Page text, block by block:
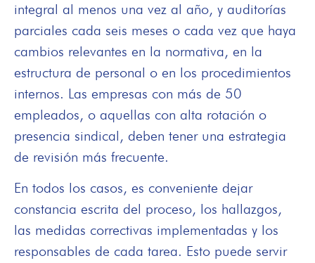
integral al menos una vez al año, y auditorías
parciales cada seis meses o cada vez que haya
cambios relevantes en la normativa, en la
estructura de personal o en los procedimientos
internos. Las empresas con más de 50
empleados, o aquellas con alta rotación o
presencia sindical, deben tener una estrategia
de revisión más frecuente.
En todos los casos, es conveniente dejar
constancia escrita del proceso, los hallazgos,
las medidas correctivas implementadas y los
responsables de cada tarea. Esto puede servir